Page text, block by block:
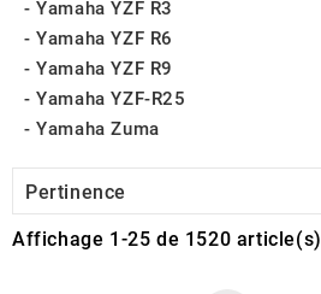
Yamaha YZF R3
Yamaha YZF R6
Yamaha YZF R9
Yamaha YZF-R25
Yamaha Zuma
Pertinence
Affichage 1-25 de 1520 article(s)